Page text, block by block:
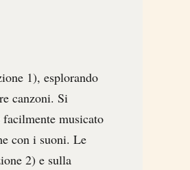
1), esplorando
canzoni. Si
musicato
con i suoni. Le
2) e sulla